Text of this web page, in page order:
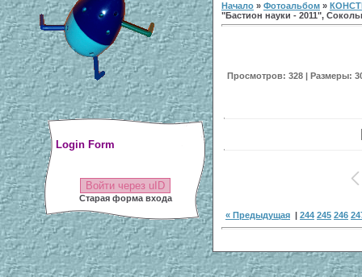
Login Form
Войти через uID
Старая форма входа
Начало » Фотоальбом »
"Бастион науки - 2011",
Просмотров: 328 | Размеры:
« Предыдущая | 244 245 246